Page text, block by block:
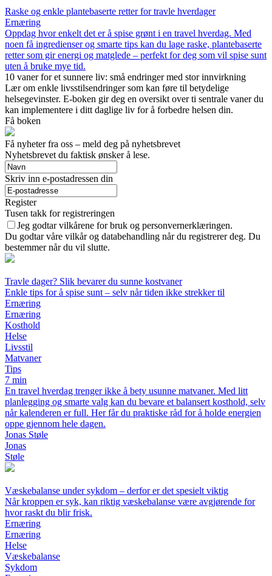
Raske og enkle plantebaserte retter for travle hverdager
Ernæring
Oppdag hvor enkelt det er å spise grønt i en travel hverdag. Med
noen få ingredienser og smarte tips kan du lage raske, plantebaserte
retter som gir energi og matglede – perfekt for deg som vil spise sunt
uten å bruke mye tid.
10 vaner for et sunnere liv: små endringer med stor innvirkning
Lær om enkle livsstilsendringer som kan føre til betydelige
helsegevinster. E-boken gir deg en oversikt over ti sentrale vaner du
kan implementere i ditt daglige liv for å forbedre helsen din.
Få boken
Få nyheter fra oss – meld deg på nyhetsbrevet
Nyhetsbrevet du faktisk ønsker å lese.
Skriv inn e-postadressen din
Register
Tusen takk for registreringen
Jeg godtar vilkårene for bruk og personvernerklæringen.
Du godtar våre vilkår og databehandling når du registrerer deg. Du
bestemmer når du vil slutte.
Travle dager? Slik bevarer du sunne kostvaner
Enkle tips for å spise sunt – selv når tiden ikke strekker til
Ernæring
Ernæring
Kosthold
Helse
Livsstil
Matvaner
Tips
7 min
En travel hverdag trenger ikke å bety usunne matvaner. Med litt
planlegging og smarte valg kan du bevare et balansert kosthold, selv
når kalenderen er full. Her får du praktiske råd for å holde energien
oppe gjennom hele dagen.
Jonas Støle
Jonas
Støle
Væskebalanse under sykdom – derfor er det spesielt viktig
Når kroppen er syk, kan riktig væskebalanse være avgjørende for
hvor raskt du blir frisk.
Ernæring
Ernæring
Helse
Væskebalanse
Sykdom